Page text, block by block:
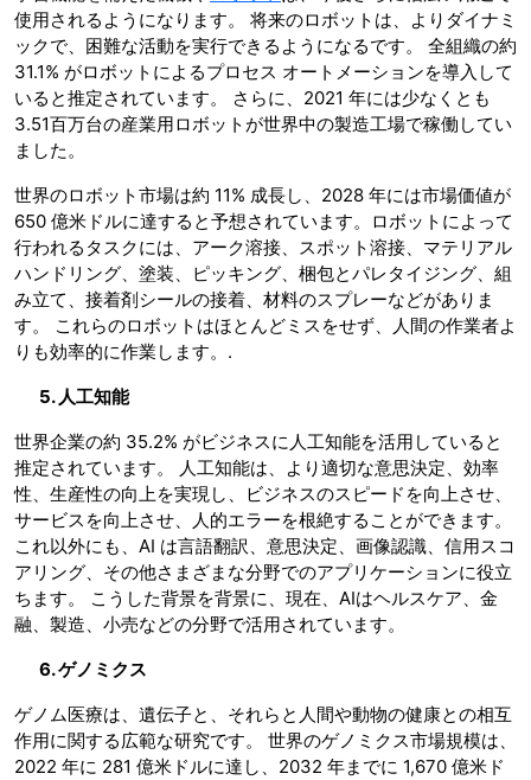
使用されるようになります。 将来のロボットは、よりダイナミ
ックで、困難な活動を実行できるようになるです。 全組織の約
31.1% がロボットによるプロセス オートメーションを導入して
いると推定されています。 さらに、2021 年には少なくとも
3.51百万台の産業用ロボットが世界中の製造工場で稼働してい
ました。
世界のロボット市場は約 11% 成長し、2028 年には市場価値が
650 億米ドルに達すると予想されています。ロボットによって
行われるタスクには、アーク溶接、スポット溶接、マテリアル
ハンドリング、塗装、ピッキング、梱包とパレタイジング、組
み立て、接着剤シールの接着、材料のスプレーなどがありま
す。 これらのロボットはほとんどミスをせず、人間の作業者よ
りも効率的に作業します。.
5. 人工知能
世界企業の約 35.2% がビジネスに人工知能を活用していると
推定されています。 人工知能は、より適切な意思決定、効率
性、生産性の向上を実現し、ビジネスのスピードを向上させ、
サービスを向上させ、人的エラーを根絶することができます。
これ以外にも、AI は言語翻訳、意思決定、画像認識、信用スコ
アリング、その他さまざまな分野でのアプリケーションに役立
ちます。 こうした背景を背景に、現在、AIはヘルスケア、金
融、製造、小売などの分野で活用されています。
6. ゲノミクス
ゲノム医療は、遺伝子と、それらと人間や動物の健康との相互
作用に関する広範な研究です。 世界のゲノミクス市場規模は、
2022 年に 281 億米ドルに達し、2032 年までに 1,670 億米ド